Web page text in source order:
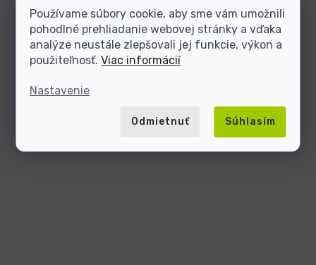
Používame súbory cookie, aby sme vám umožnili
pohodlné prehliadanie webovej stránky a vďaka
analýze neustále zlepšovali jej funkcie, výkon a
použiteľnosť.Viac informácií
Nastavenie
Odmietnuť Súhlasím